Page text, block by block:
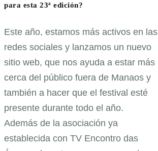
para esta 23ª edición?
Este año, estamos más activos en las
redes sociales y lanzamos un nuevo
sitio web, que nos ayuda a estar más
cerca del público fuera de Manaos y
también a hacer que el festival esté
presente durante todo el año.
Además de la asociación ya
establecida con TV Encontro das